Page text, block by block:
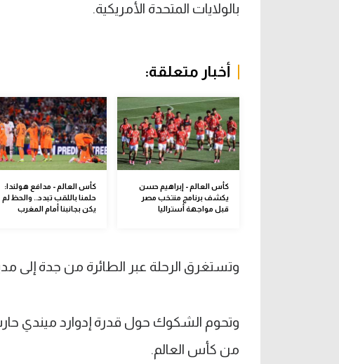
بالولايات المتحدة الأمريكية.
أخبار متعلقة:
كأس العالم - إبراهيم حسن
يكشف برنامج منتخب مصر
قبل مواجهة أستراليا
كأس العالم - مدافع هولندا:
حلمنا باللقب تبدد.. والحظ لم
يكن بجانبنا أمام المغرب
وتستغرق الرحلة عبر الطائرة من جدة إلى مدينة سياتل
من كأس العالم.